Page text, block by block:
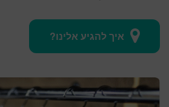
איך להגיע אלינו?